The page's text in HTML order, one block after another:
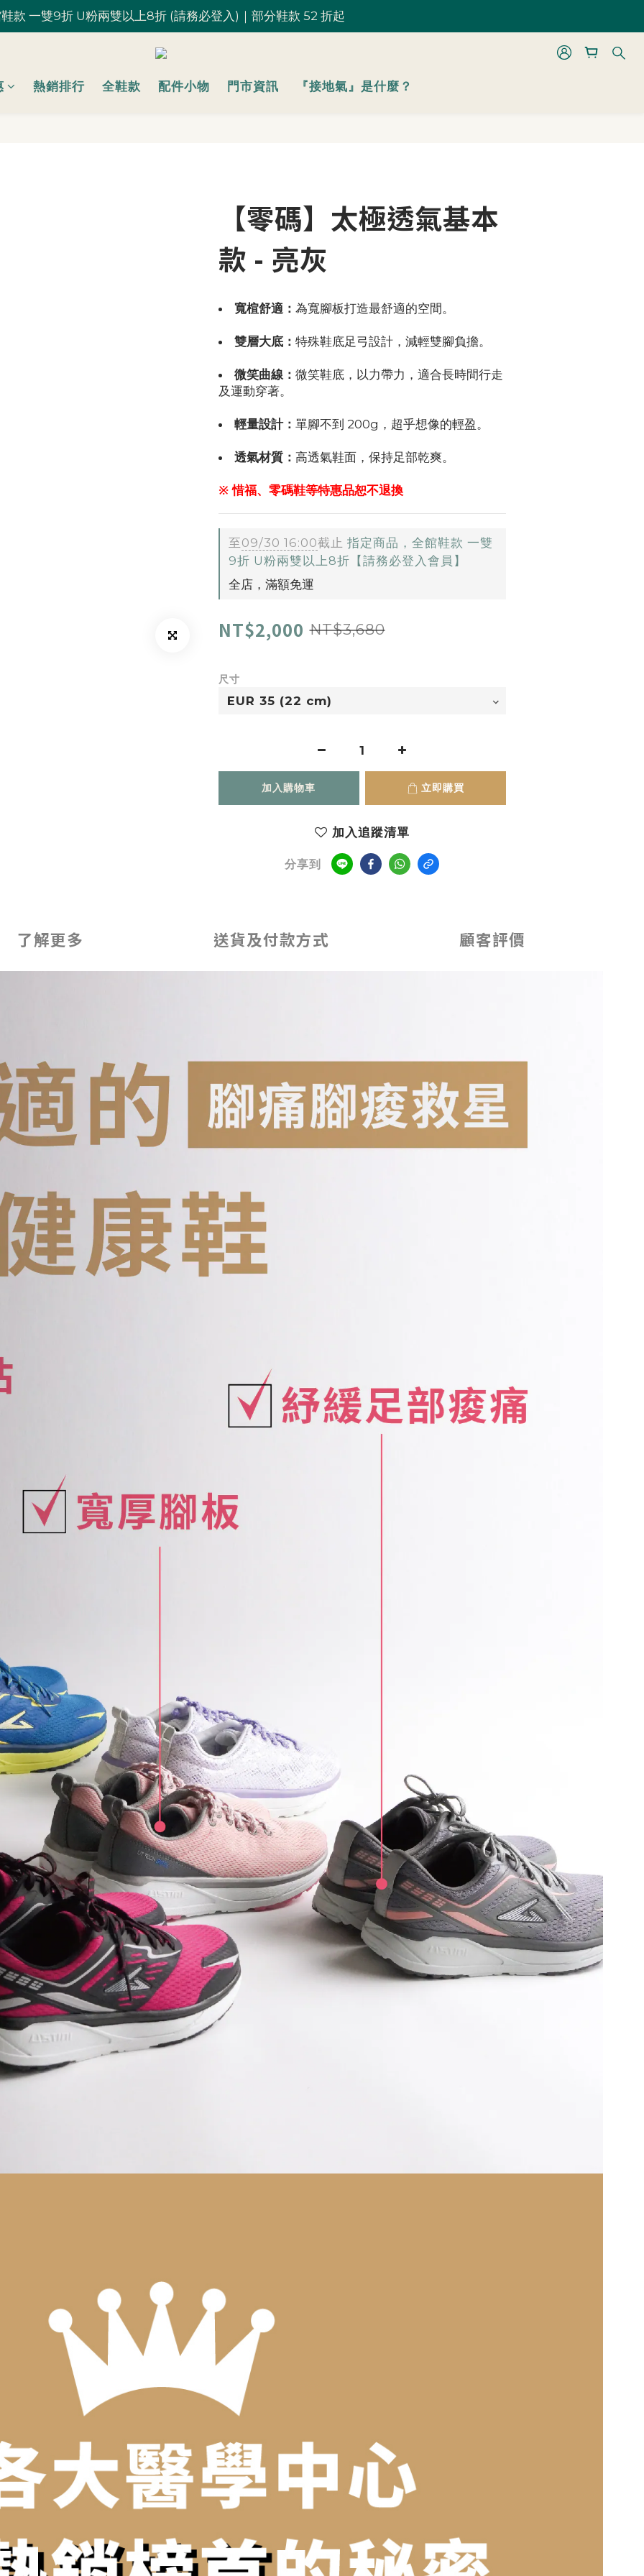
款 一雙9折 U粉兩雙以上8折 (請務必登入)｜部分鞋款 52 折起
款 一雙9折 U粉兩雙以上8折 (請務必登入)｜部分鞋款 52 折起
台灣滿 $1,700 享免運優惠
U粉就是你！加入會員 $200 購物金馬上用~
熱銷排行 全鞋款 配件小物 門市資訊 『接地氣』是什麼？
【零碼】太極透氣基本
款 - 亮灰
寬楦舒適：為寬腳板打造最舒適的空間。
雙層大底：特殊鞋底足弓設計，減輕雙腳負擔。
微笑曲線：微笑鞋底，以力帶力，適合長時間行走
及運動穿著。
輕量設計：單腳不到 200g，超乎想像的輕盈。
透氣材質：高透氣鞋面，保持足部乾爽。
※ 惜福、零碼鞋等特惠品恕不退換
至09/30 16:00截止 指定商品，全館鞋款 一雙
9折 U粉兩雙以上8折【請務必登入會員】
全店，滿額免運
NT$2,000 NT$3,680
尺寸
加入購物車 立即購買
加入追蹤清單
分享到
了解更多 送貨及付款方式 顧客評價